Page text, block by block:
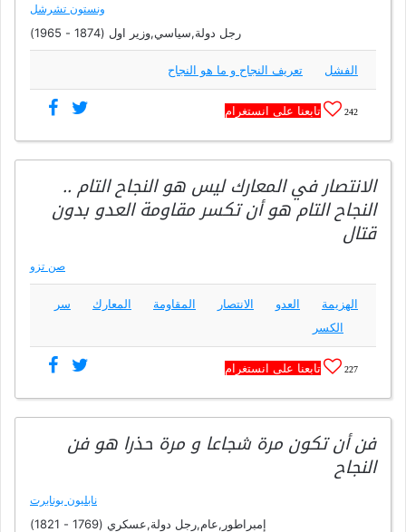
ونستون تشرشل
رجل دولة,سياسي,وزير اول (1874 - 1965)
الفشل تعريف النجاح و ما هو النجاح
242 تابعنا على انستغرام
الانتصار في المعارك ليس هو النجاح التام ..
النجاح التام هو أن تكسر مقاومة العدو بدون
قتال
صن تزو
الهزيمة العدو الانتصار المقاومة المعارك
سر
الكسر
227 تابعنا على انستغرام
فن أن تكون مرة شجاعا و مرة حذرا هو فن
النجاح
نابليون بونابرت
إمبراطور,عام,رجل دولة,عسكري (1769 - 1821)